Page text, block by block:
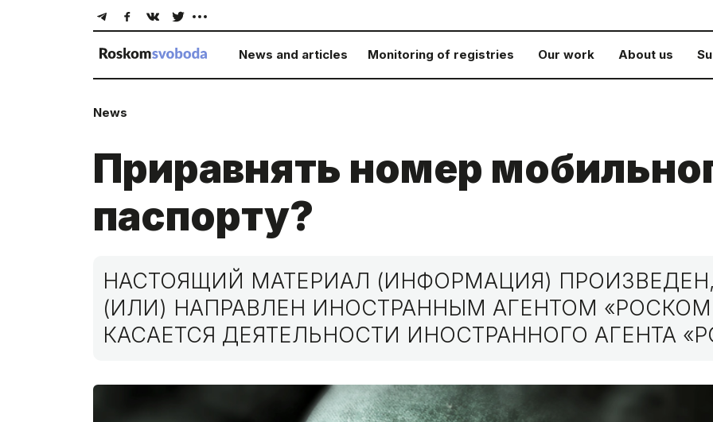
News and articles Monitoring of registries Our work About us
News
Приравнять номер
паспорту?
НАСТОЯЩИЙ МАТЕРИАЛ (ИНФОРМАЦИЯ)
(ИЛИ) НАПРАВЛЕН ИНОСТРАННЫМ АГЕНТОМ
КАСАЕТСЯ ДЕЯТЕЛЬНОСТИ ИНОСТРАННОГО АГЕНТА